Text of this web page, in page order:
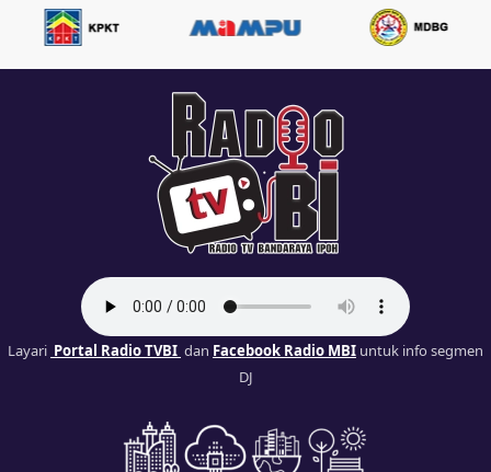
Layari Portal Radio TVBI dan Facebook Radio MBI untuk info segmen
DJ